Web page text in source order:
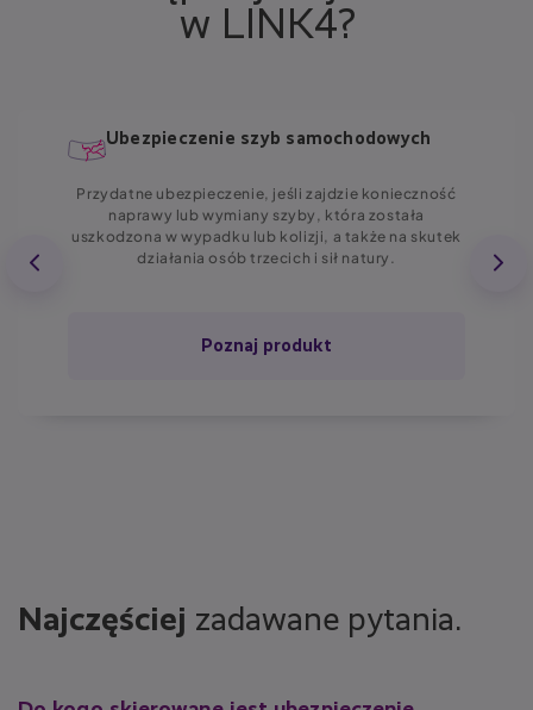
w LINK4?
Ubezpieczenie szyb samochodowych
Przydatne ubezpieczenie, jeśli zajdzie konieczność
naprawy lub wymiany szyby, która została
uszkodzona w wypadku lub kolizji, a także na skutek
działania osób trzecich i sił natury.
Poznaj produkt
Najczęściej zadawane pytania.